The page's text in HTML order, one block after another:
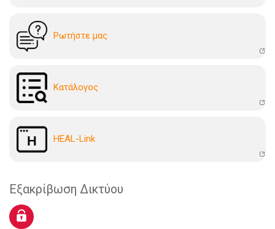
Ρωτήστε μας
Kατάλογoς
HEAL-Link
Εξακρίβωση Δικτύου